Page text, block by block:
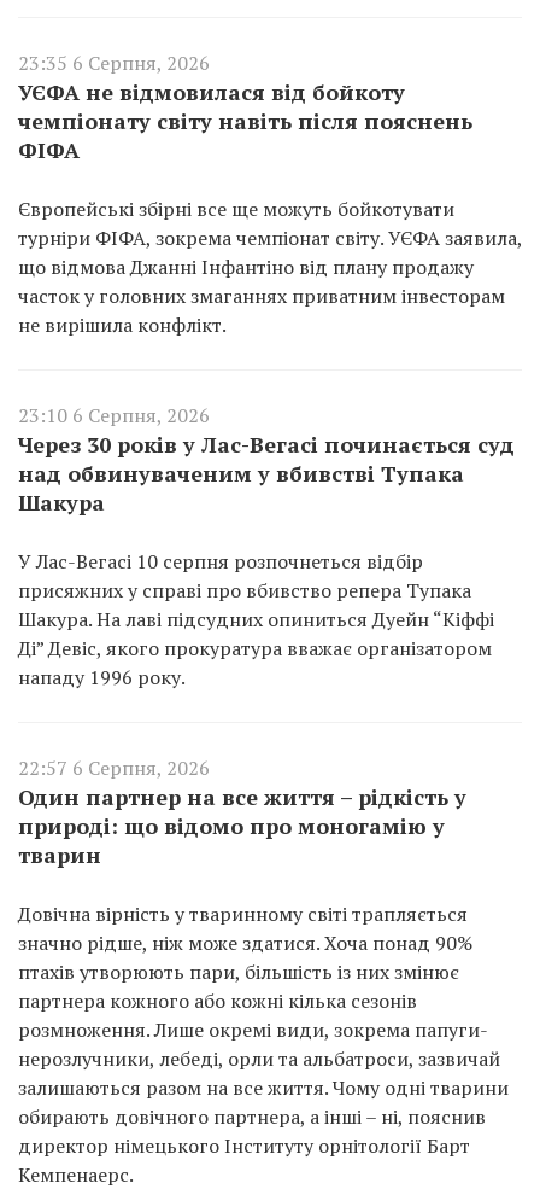
23:35 6 Серпня, 2026
УЄФА не відмовилася від бойкоту
чемпіонату світу навіть після пояснень
ФІФА
Європейські збірні все ще можуть бойкотувати
турніри ФІФА, зокрема чемпіонат світу. УЄФА заявила,
що відмова Джанні Інфантіно від плану продажу
часток у головних змаганнях приватним інвесторам
не вирішила конфлікт.
23:10 6 Серпня, 2026
Через 30 років у Лас-Вегасі починається суд
над обвинуваченим у вбивстві Тупака
Шакура
У Лас-Вегасі 10 серпня розпочнеться відбір
присяжних у справі про вбивство репера Тупака
Шакура. На лаві підсудних опиниться Дуейн “Кіффі
Ді” Девіс, якого прокуратура вважає організатором
нападу 1996 року.
22:57 6 Серпня, 2026
Один партнер на все життя – рідкість у
природі: що відомо про моногамію у
тварин
Довічна вірність у тваринному світі трапляється
значно рідше, ніж може здатися. Хоча понад 90%
птахів утворюють пари, більшість із них змінює
партнера кожного або кожні кілька сезонів
розмноження. Лише окремі види, зокрема папуги-
нерозлучники, лебеді, орли та альбатроси, зазвичай
залишаються разом на все життя. Чому одні тварини
обирають довічного партнера, а інші – ні, пояснив
директор німецького Інституту орнітології Барт
Кемпенаерс.